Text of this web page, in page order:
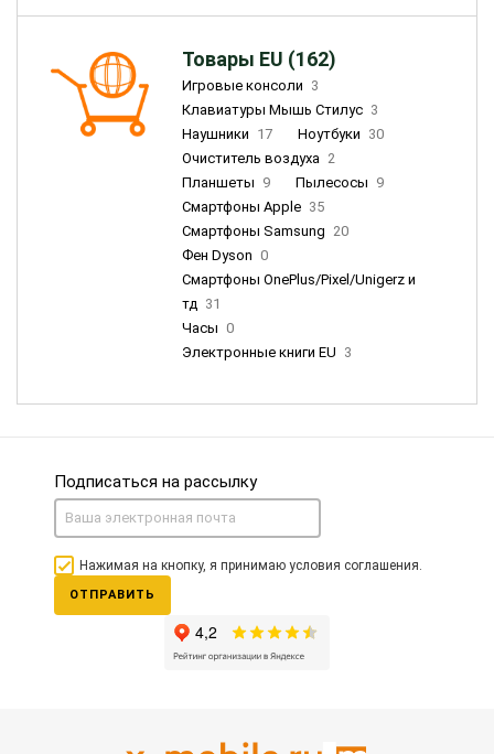
Товары EU (162)
Игровые консоли 3
Клавиатуры Мышь Стилус 3
Наушники 17 Ноутбуки 30
Очиститель воздуха 2
Планшеты 9 Пылесосы 9
Смартфоны Apple 35
Смартфоны Samsung 20
Фен Dyson 0
Смартфоны OnePlus/Pixel/Unigerz и
тд 31
Часы 0
Электронные книги EU 3
Подписаться на рассылку
Нажимая на кнопку, я принимаю условия соглашения.
ОТПРАВИТЬ